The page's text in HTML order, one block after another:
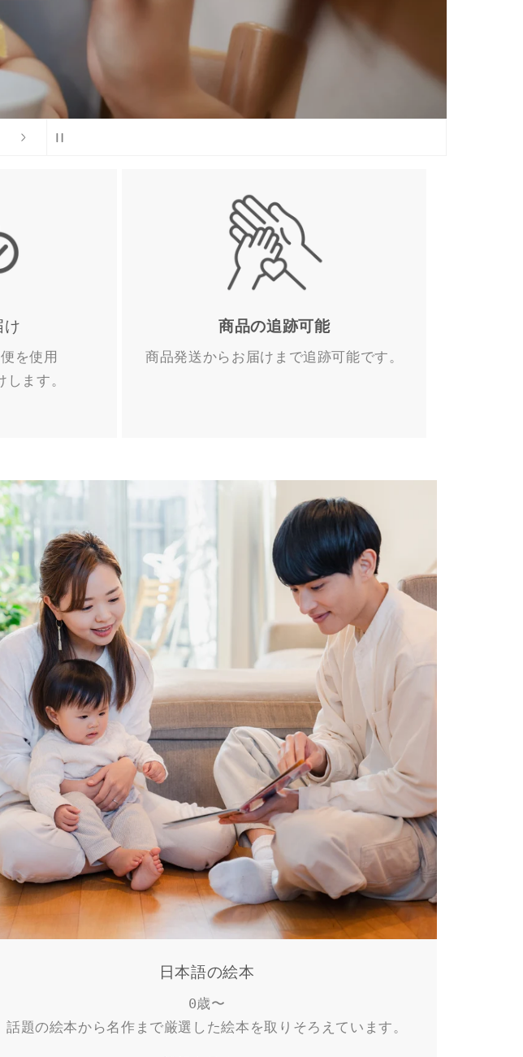
け
を使用
ます。
商品の追跡可能
商品発送からお届けまで追跡可能です。
日本語の絵本
0歳〜
話題の絵本から名作まで厳選した絵本を取りそろえています。